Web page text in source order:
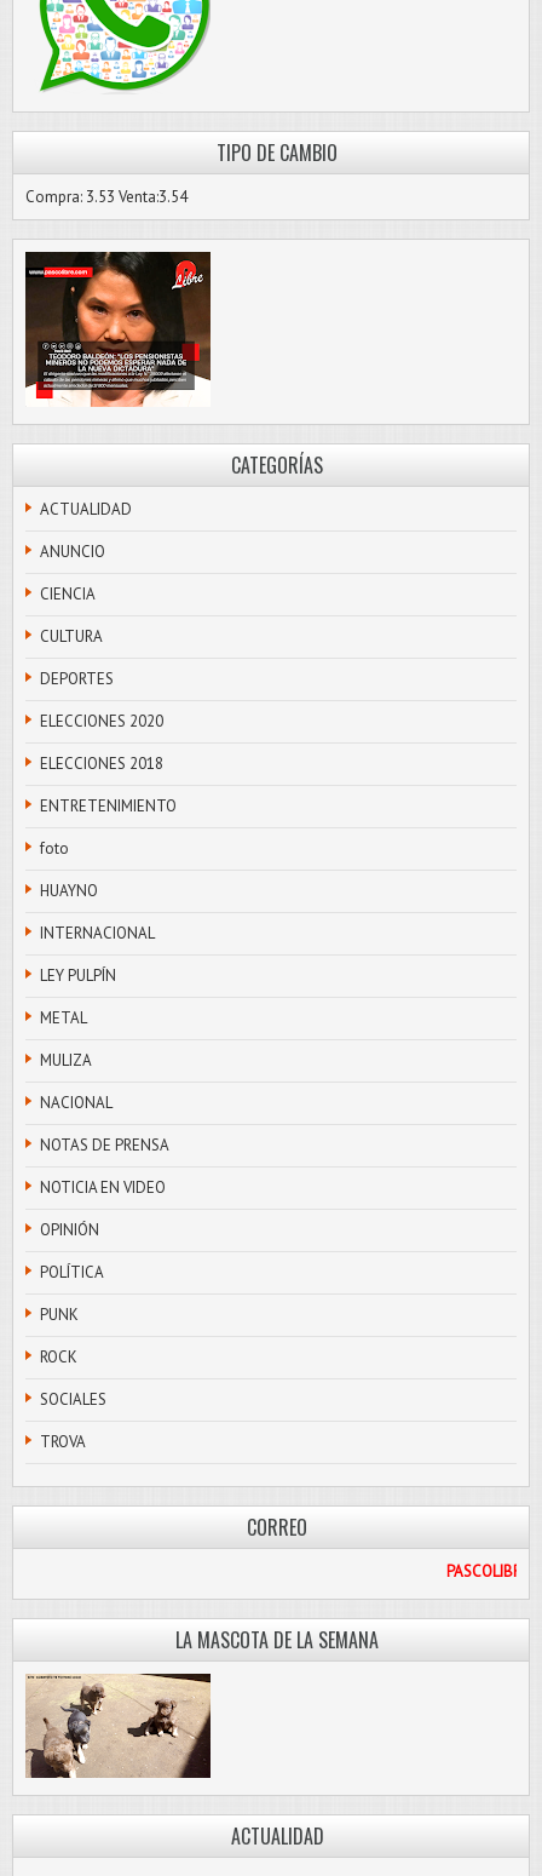
TIPO DE CAMBIO
Compra: 3.53 Venta:3.54
CATEGORÍAS
ACTUALIDAD
ANUNCIO
CIENCIA
CULTURA
DEPORTES
ELECCIONES 2020
ELECCIONES 2018
ENTRETENIMIENTO
foto
HUAYNO
INTERNACIONAL
LEY PULPÍN
METAL
MULIZA
NACIONAL
NOTAS DE PRENSA
NOTICIA EN VIDEO
OPINIÓN
POLÍTICA
PUNK
ROCK
SOCIALES
TROVA
CORREO
LA MASCOTA DE LA SEMANA
ACTUALIDAD